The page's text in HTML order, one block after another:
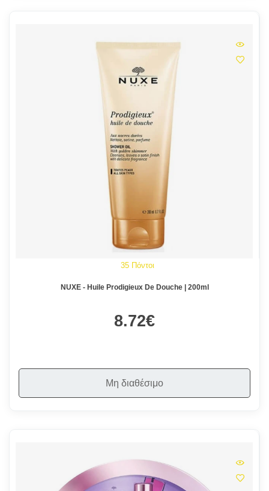
35 Πόντοι
NUXE - Huile Prodigieux De Douche | 200ml
8.72€
Μη διαθέσιμο